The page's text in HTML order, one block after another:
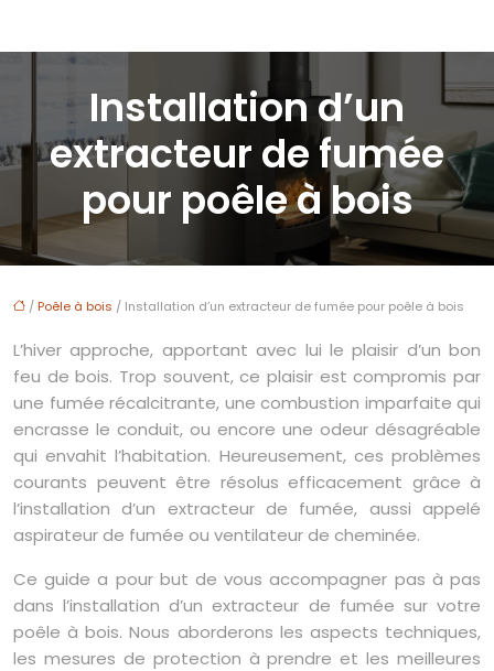
Installation d’un
extracteur de fumée
pour poêle à bois
/ Poêle à bois / Installation d’un extracteur de fumée pour poêle à bois
L’hiver approche, apportant avec lui le plaisir d’un bon
feu de bois. Trop souvent, ce plaisir est compromis par
une fumée récalcitrante, une combustion imparfaite qui
encrasse le conduit, ou encore une odeur désagréable
qui envahit l’habitation. Heureusement, ces problèmes
courants peuvent être résolus efficacement grâce à
l’installation d’un extracteur de fumée, aussi appelé
aspirateur de fumée ou ventilateur de cheminée.
Ce guide a pour but de vous accompagner pas à pas
dans l’installation d’un extracteur de fumée sur votre
poêle à bois. Nous aborderons les aspects techniques,
les mesures de protection à prendre et les meilleures